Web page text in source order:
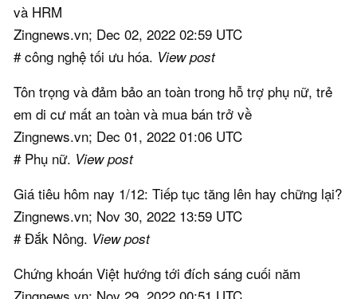
và HRM
Zingnews.vn; Dec 02, 2022 02:59 UTC
# công nghệ tối ưu hóa. View post
Tôn trọng và đảm bảo an toàn trong hỗ trợ phụ nữ, trẻ
em di cư mất an toàn và mua bán trở về
Zingnews.vn; Dec 01, 2022 01:06 UTC
# Phụ nữ. View post
Giá tiêu hôm nay 1/12: Tiếp tục tăng lên hay chững lại?
Zingnews.vn; Nov 30, 2022 13:59 UTC
# Đắk Nông. View post
Chứng khoán Việt hướng tới đích sáng cuối năm